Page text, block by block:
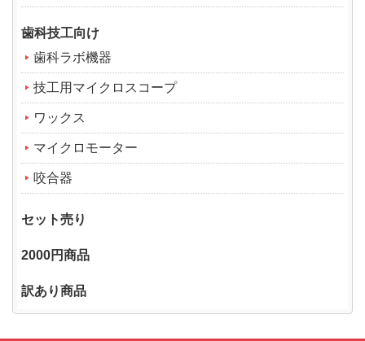
歯科技工向け
歯科ラボ機器
技工用マイクロスコープ
ワックス
マイクロモーター
咬合器
セット売り
2000円商品
訳あり商品